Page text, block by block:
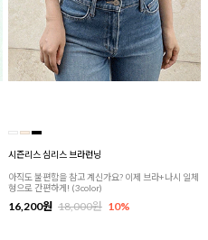
시즌리스 심리스 브라런닝
아직도 불편함을 참고 계신가요? 이제 브라+나시 일체
형으로 간편하게! (3color)
16,200원 18,000원 10%